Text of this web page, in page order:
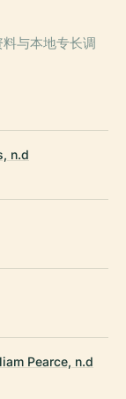
与本地专长调
n.d
Pearce, n.d